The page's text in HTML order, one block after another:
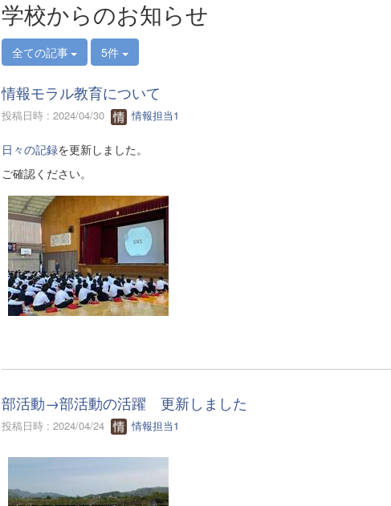
学校からのお知らせ
全ての記事 5件
情報モラル教育について
投稿日時 : 2024/04/30 情報担当1
日々の記録を更新しました。
ご確認ください。
部活動→部活動の活躍 更新しました
投稿日時 : 2024/04/24 情報担当1